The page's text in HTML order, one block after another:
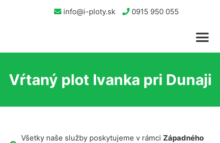
info@i-ploty.sk 0915 950 055
Vŕtaný plot Ivanka pri Dunaji
Všetky naše služby poskytujeme v rámci Západného